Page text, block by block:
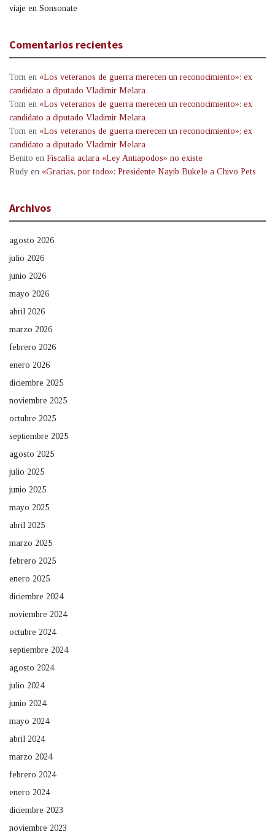
viaje en Sonsonate
Comentarios recientes
Tom en «Los veteranos de guerra merecen un reconocimiento»: ex
candidato a diputado Vladimir Melara
Tom en «Los veteranos de guerra merecen un reconocimiento»: ex
candidato a diputado Vladimir Melara
Tom en «Los veteranos de guerra merecen un reconocimiento»: ex
candidato a diputado Vladimir Melara
Benito en Fiscalía aclara «Ley Antiapodos» no existe
Rudy en «Gracias, por todo»: Presidente Nayib Bukele a Chivo Pets
Archivos
agosto 2026
julio 2026
junio 2026
mayo 2026
abril 2026
marzo 2026
febrero 2026
enero 2026
diciembre 2025
noviembre 2025
octubre 2025
septiembre 2025
agosto 2025
julio 2025
junio 2025
mayo 2025
abril 2025
marzo 2025
febrero 2025
enero 2025
diciembre 2024
noviembre 2024
octubre 2024
septiembre 2024
agosto 2024
julio 2024
junio 2024
mayo 2024
abril 2024
marzo 2024
febrero 2024
enero 2024
diciembre 2023
noviembre 2023